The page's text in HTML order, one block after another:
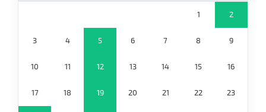
1 2
3 4 5 6 7 8 9
10 11 12 13 14 15 16
17 18 19 20 21 22 23